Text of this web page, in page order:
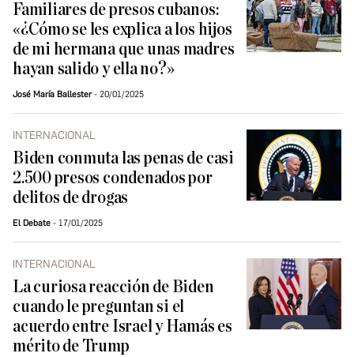
Familiares de presos cubanos:
«¿Cómo se les explica a los hijos
de mi hermana que unas madres
hayan salido y ella no?»
José María Ballester 20/01/2025
INTERNACIONAL
Biden conmuta las penas de casi
2.500 presos condenados por
delitos de drogas
El Debate 17/01/2025
INTERNACIONAL
La curiosa reacción de Biden
cuando le preguntan si el
acuerdo entre Israel y Hamás es
mérito de Trump